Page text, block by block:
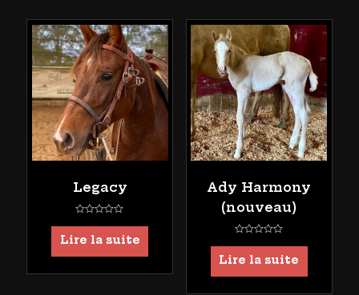
Legacy
Note
sur
5
Lire la suite
Ady Harmony
(nouveau)
Note
sur
5
Lire la suite